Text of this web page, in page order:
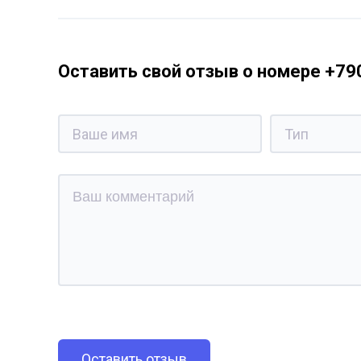
Оставить свой отзыв о номере